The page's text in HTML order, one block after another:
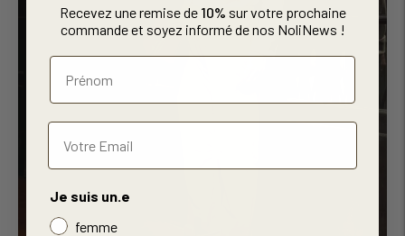
Recevez une remise de 10% sur votre prochaine
commande et soyez informé de nos NoliNews !
Je suis un.e
femme